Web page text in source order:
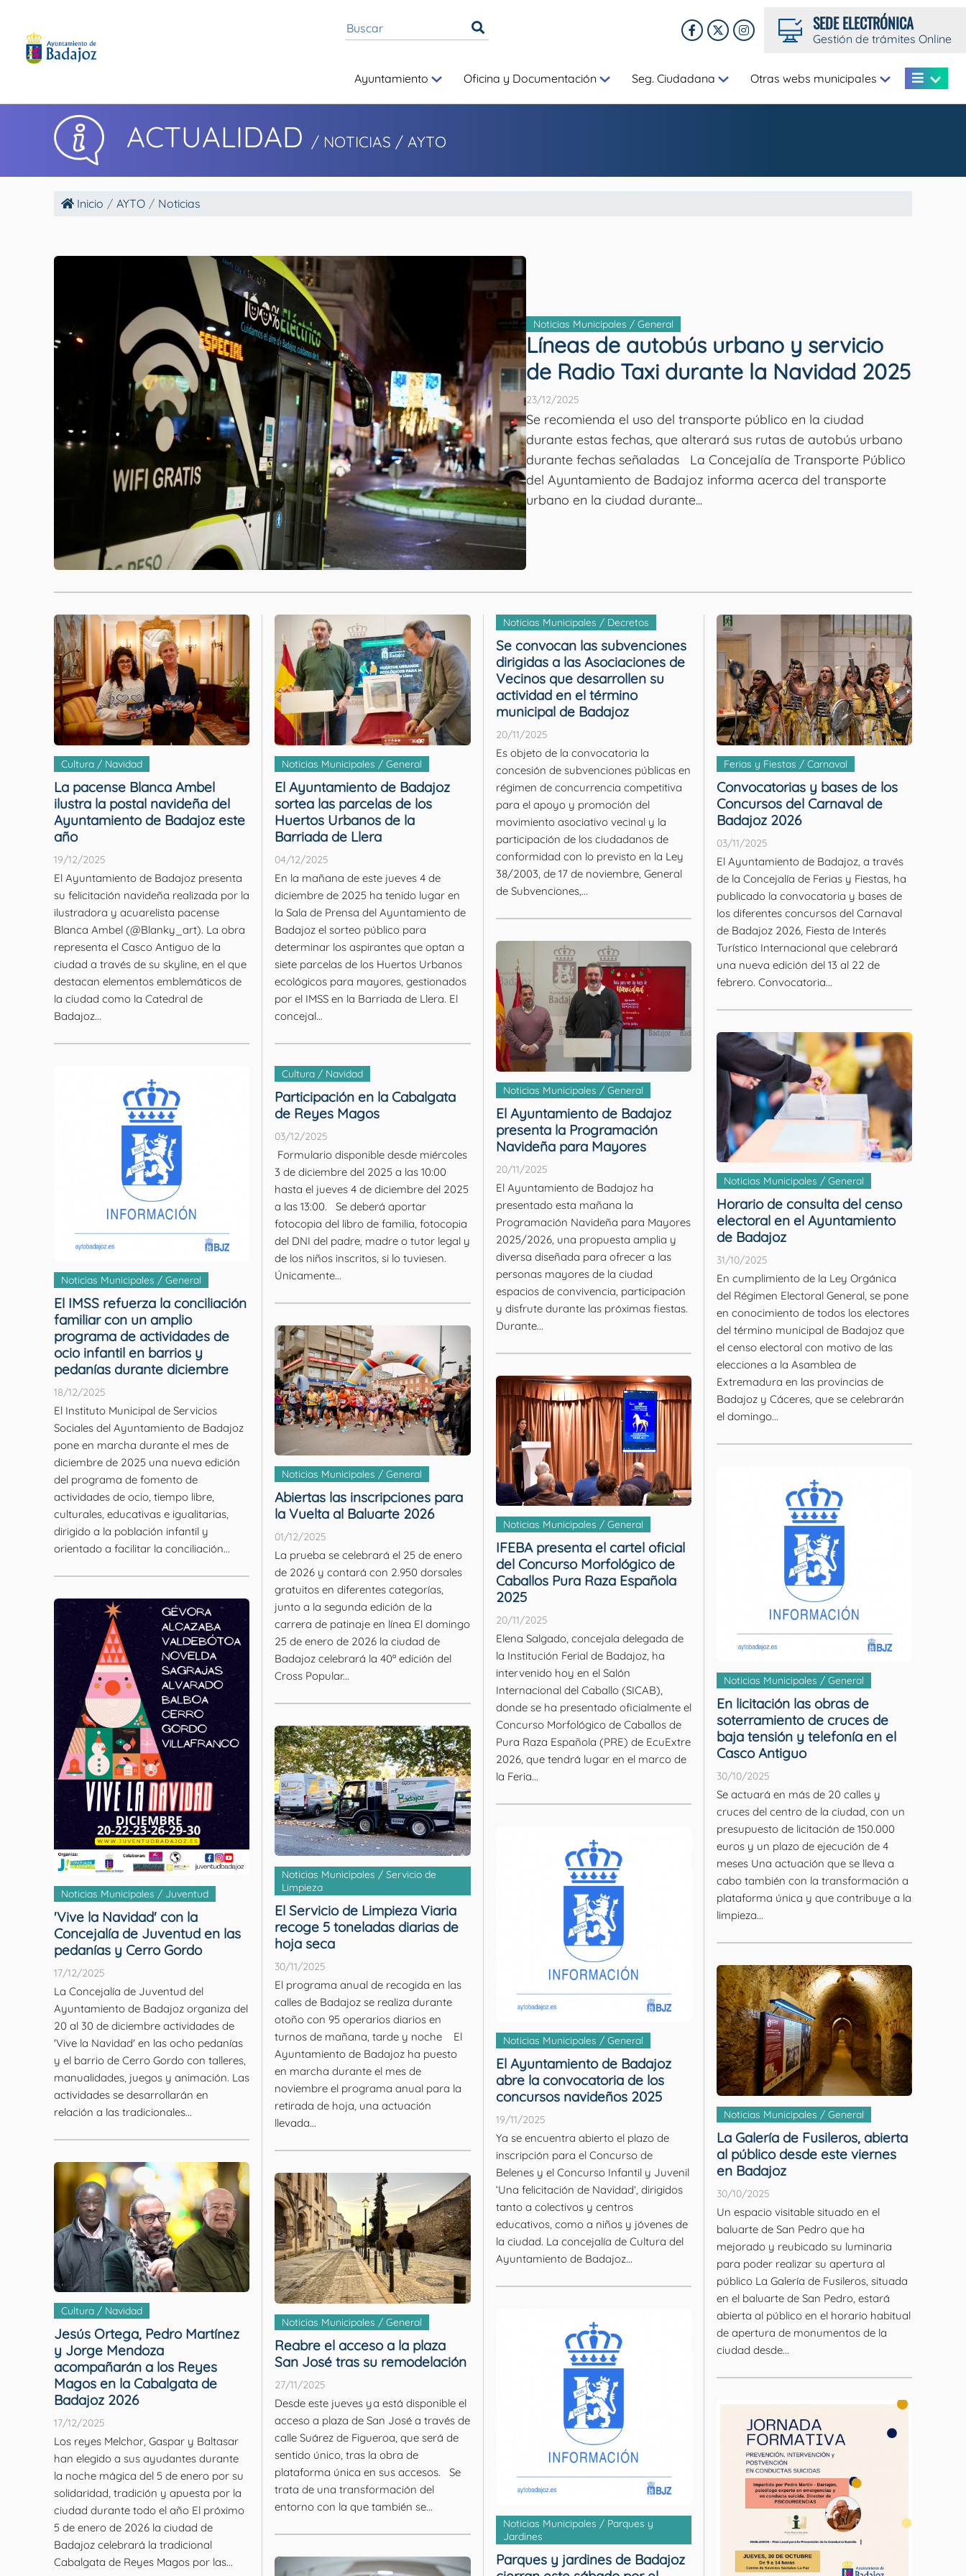
SEDE ELECTRÓNICA
Gestión de trámites Online
Ayuntamiento Oficina y Documentación Seg. Ciudadana Otras webs municipales
ACTUALIDAD / NOTICIAS / AYTO
Inicio AYTO Noticias
Noticias Municipales / General
Líneas de autobús urbano y servicio
de Radio Taxi durante la Navidad 2025
23/12/2025
Se recomienda el uso del transporte público en la ciudad
durante estas fechas, que alterará sus rutas de autobús urbano
durante fechas señaladas La Concejalía de Transporte Público
del Ayuntamiento de Badajoz informa acerca del transporte
urbano en la ciudad durante...
Cultura / Navidad
La pacense Blanca Ambel
ilustra la postal navideña del
Ayuntamiento de Badajoz este
año
19/12/2025
El Ayuntamiento de Badajoz presenta
su felicitación navideña realizada por la
ilustradora y acuarelista pacense
Blanca Ambel (@Blanky_art). La obra
representa el Casco Antiguo de la
ciudad a través de su skyline, en el que
destacan elementos emblemáticos de
la ciudad como la Catedral de
Badajoz...
Noticias Municipales / General
El IMSS refuerza la conciliación
familiar con un amplio
programa de actividades de
ocio infantil en barrios y
pedanías durante diciembre
18/12/2025
El Instituto Municipal de Servicios
Sociales del Ayuntamiento de Badajoz
pone en marcha durante el mes de
diciembre de 2025 una nueva edición
del programa de fomento de
actividades de ocio, tiempo libre,
culturales, educativas e igualitarias,
dirigido a la población infantil y
orientado a facilitar la conciliación...
Noticias Municipales / Juventud
'Vive la Navidad' con la
Concejalía de Juventud en las
pedanías y Cerro Gordo
17/12/2025
La Concejalía de Juventud del
Ayuntamiento de Badajoz organiza del
20 al 30 de diciembre actividades de
'Vive la Navidad' en las ocho pedanías
y el barrio de Cerro Gordo con talleres,
manualidades, juegos y animación. Las
actividades se desarrollarán en
relación a las tradicionales...
Cultura / Navidad
Jesús Ortega, Pedro Martínez
y Jorge Mendoza
acompañarán a los Reyes
Magos en la Cabalgata de
Badajoz 2026
17/12/2025
Los reyes Melchor, Gaspar y Baltasar
han elegido a sus ayudantes durante
la noche mágica del 5 de enero por su
solidaridad, tradición y apuesta por la
ciudad durante todo el año El próximo
5 de enero de 2026 la ciudad de
Badajoz celebrará la tradicional
Cabalgata de Reyes Magos por las...
Noticias Municipales / General
El Ayuntamiento de Badajoz
sortea las parcelas de los
Huertos Urbanos de la
Barriada de Llera
04/12/2025
En la mañana de este jueves 4 de
diciembre de 2025 ha tenido lugar en
la Sala de Prensa del Ayuntamiento de
Badajoz el sorteo público para
determinar los aspirantes que optan a
siete parcelas de los Huertos Urbanos
ecológicos para mayores, gestionados
por el IMSS en la Barriada de Llera. El
concejal...
Cultura / Navidad
Participación en la Cabalgata
de Reyes Magos
03/12/2025
Formulario disponible desde miércoles
3 de diciembre del 2025 a las 10:00
hasta el jueves 4 de diciembre del 2025
a las 13:00. Se deberá aportar
fotocopia del libro de familia, fotocopia
del DNI del padre, madre o tutor legal y
de los niños inscritos, si lo tuviesen.
Únicamente...
Noticias Municipales / General
Abiertas las inscripciones para
la Vuelta al Baluarte 2026
01/12/2025
La prueba se celebrará el 25 de enero
de 2026 y contará con 2.950 dorsales
gratuitos en diferentes categorías,
junto a la segunda edición de la
carrera de patinaje en línea El domingo
25 de enero de 2026 la ciudad de
Badajoz celebrará la 40ª edición del
Cross Popular...
Noticias Municipales / Servicio de
Limpieza
El Servicio de Limpieza Viaria
recoge 5 toneladas diarias de
hoja seca
30/11/2025
El programa anual de recogida en las
calles de Badajoz se realiza durante
otoño con 95 operarios diarios en
turnos de mañana, tarde y noche El
Ayuntamiento de Badajoz ha puesto
en marcha durante el mes de
noviembre el programa anual para la
retirada de hoja, una actuación
llevada...
Noticias Municipales / General
Reabre el acceso a la plaza
San José tras su remodelación
27/11/2025
Desde este jueves ya está disponible el
acceso a plaza de San José a través de
calle Suárez de Figueroa, que será de
sentido único, tras la obra de
plataforma única en sus accesos. Se
trata de una transformación del
entorno con la que también se...
Noticias Municipales / Decretos
Se convocan las subvenciones
dirigidas a las Asociaciones de
Vecinos que desarrollen su
actividad en el término
municipal de Badajoz
20/11/2025
Es objeto de la convocatoria la
concesión de subvenciones públicas en
régimen de concurrencia competitiva
para el apoyo y promoción del
movimiento asociativo vecinal y la
participación de los ciudadanos de
conformidad con lo previsto en la Ley
38/2003, de 17 de noviembre, General
de Subvenciones,...
Noticias Municipales / General
El Ayuntamiento de Badajoz
presenta la Programación
Navideña para Mayores
20/11/2025
El Ayuntamiento de Badajoz ha
presentado esta mañana la
Programación Navideña para Mayores
2025/2026, una propuesta amplia y
diversa diseñada para ofrecer a las
personas mayores de la ciudad
espacios de convivencia, participación
y disfrute durante las próximas fiestas.
Durante...
Noticias Municipales / General
IFEBA presenta el cartel oficial
del Concurso Morfológico de
Caballos Pura Raza Española
2025
20/11/2025
Elena Salgado, concejala delegada de
la Institución Ferial de Badajoz, ha
intervenido hoy en el Salón
Internacional del Caballo (SICAB),
donde se ha presentado oficialmente el
Concurso Morfológico de Caballos de
Pura Raza Española (PRE) de EcuExtre
2026, que tendrá lugar en el marco de
la Feria...
Noticias Municipales / General
El Ayuntamiento de Badajoz
abre la convocatoria de los
concursos navideños 2025
19/11/2025
Ya se encuentra abierto el plazo de
inscripción para el Concurso de
Belenes y el Concurso Infantil y Juvenil
‘Una felicitación de Navidad’, dirigidos
tanto a colectivos y centros
educativos, como a niños y jóvenes de
la ciudad. La concejalía de Cultura del
Ayuntamiento de Badajoz...
Noticias Municipales / Parques y
Jardines
Parques y jardines de Badajoz
Ferias y Fiestas / Carnaval
Convocatorias y bases de los
Concursos del Carnaval de
Badajoz 2026
03/11/2025
El Ayuntamiento de Badajoz, a través
de la Concejalía de Ferias y Fiestas, ha
publicado la convocatoria y bases de
los diferentes concursos del Carnaval
de Badajoz 2026, Fiesta de Interés
Turístico Internacional que celebrará
una nueva edición del 13 al 22 de
febrero. Convocatoria...
Noticias Municipales / General
Horario de consulta del censo
electoral en el Ayuntamiento
de Badajoz
31/10/2025
En cumplimiento de la Ley Orgánica
del Régimen Electoral General, se pone
en conocimiento de todos los electores
del término municipal de Badajoz que
el censo electoral con motivo de las
elecciones a la Asamblea de
Extremadura en las provincias de
Badajoz y Cáceres, que se celebrarán
el domingo...
Noticias Municipales / General
En licitación las obras de
soterramiento de cruces de
baja tensión y telefonía en el
Casco Antiguo
30/10/2025
Se actuará en más de 20 calles y
cruces del centro de la ciudad, con un
presupuesto de licitación de 150.000
euros y un plazo de ejecución de 4
meses Una actuación que se lleva a
cabo también con la transformación a
plataforma única y que contribuye a la
limpieza...
Noticias Municipales / General
La Galería de Fusileros, abierta
al público desde este viernes
en Badajoz
30/10/2025
Un espacio visitable situado en el
baluarte de San Pedro que ha
mejorado y reubicado su luminaria
para poder realizar su apertura al
público La Galería de Fusileros, situada
en el baluarte de San Pedro, estará
abierta al público en el horario habitual
de apertura de monumentos de la
ciudad desde...